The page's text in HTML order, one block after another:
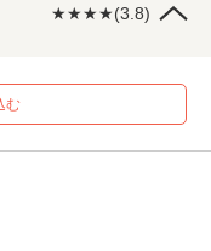
★★★★(3.8)
む